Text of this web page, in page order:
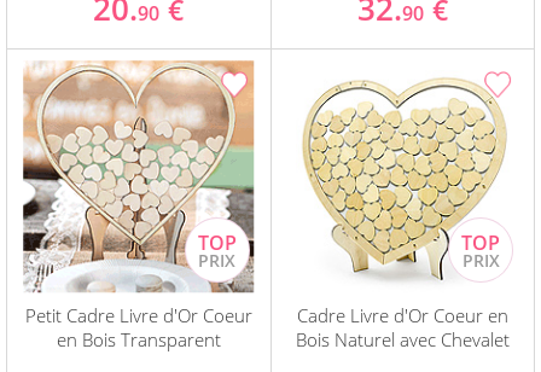
20.90 € 32.90 €
Petit Cadre Livre d'Or Coeur
en Bois Transparent
Cadre Livre d'Or Coeur en
Bois Naturel avec Chevalet